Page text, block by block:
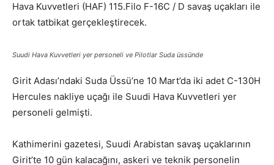
Hava Kuvvetleri (HAF) 115.Filo F-16C / D savaş uçakları ile
ortak tatbikat gerçekleştirecek.
Suudi Hava Kuvvetleri yer personeli ve Pilotlar Suda üssünde
Girit Adası’ndaki Suda Üssü’ne 10 Mart’da iki adet C-130H
Hercules nakliye uçağı ile Suudi Hava Kuvvetleri yer
personeli gelmişti.
Kathimerini gazetesi, Suudi Arabistan savaş uçaklarının
Girit’te 10 gün kalacağını, askeri ve teknik personelin